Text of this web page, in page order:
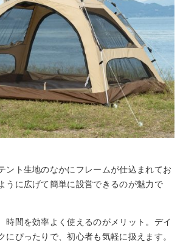
ント生地のなかにフレームが仕込まれてお
うに広げて簡単に設営できるのが魅力で
時間を効率よく使えるのがメリット。デイ
にぴったりで、初心者も気軽に扱えます。